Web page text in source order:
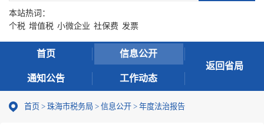
本站热词：
个税 增值税 小微企业 社保费 发票
首页 信息公开
通知公告 工作动态
返回省局
首页 > 珠海市税务局 > 信息公开 > 年度法治报告